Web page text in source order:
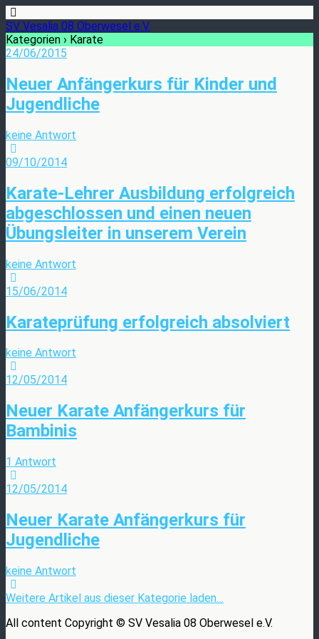
SV Vesalia 08 Oberwesel e.V.
Kategorien › Karate
24/06/2015
Neuer Anfängerkurs für Kinder und
Jugendliche
keine Antwort
09/10/2014
Karate-Lehrer Ausbildung erfolgreich
abgeschlossen und einen neuen
Übungsleiter in unserem Verein
keine Antwort
15/06/2014
Karateprüfung erfolgreich absolviert
keine Antwort
12/05/2014
Neuer Karate Anfängerkurs für
Bambinis
1 Antwort
12/05/2014
Neuer Karate Anfängerkurs für
Jugendliche
keine Antwort
Weitere Artikel aus dieser Kategorie laden…
All content Copyright © SV Vesalia 08 Oberwesel e.V.